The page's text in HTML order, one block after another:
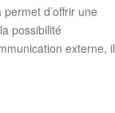
d’offrir une
possibilité
externe, il